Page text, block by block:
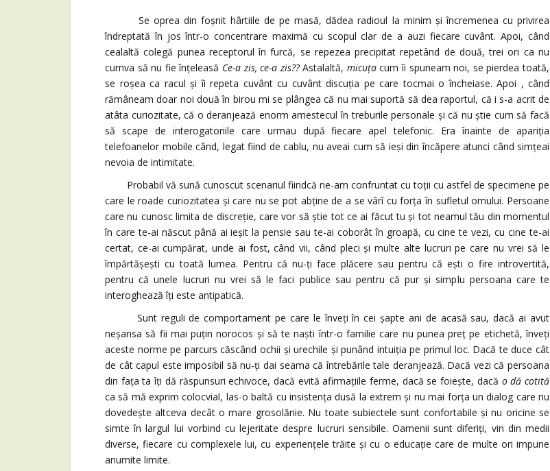
Se oprea din foșnit hârtiile de pe masă, dădea radioul la minim și încremenea cu privirea
îndreptată în jos într-o concentrare maximă cu scopul clar de a auzi fiecare cuvânt. Apoi, când
cealaltă colegă punea receptorul în furcă, se repezea precipitat repetând de două, trei ori ca nu
cumva să nu fie înțeleasă Ce-a zis, ce-a zis??Astalaltă, micuțacum îi spuneam noi, se pierdea toată,
se roșea ca racul și îi repeta cuvânt cu cuvânt discuția pe care tocmai o încheiase. Apoi , când
rămâneam doar noi două în birou mi se plângea că nu mai suportă să dea raportul, că i s-a acrit de
atâta curiozitate, că o deranjează enorm amestecul în treburile personale și că nu știe cum să facă
să scape de interogatoriile care urmau după fiecare apel telefonic. Era înainte de apariția
telefoanelor mobile când, legat fiind de cablu, nu aveai cum să ieși din încăpere atunci când simțeai
nevoia de intimitate.
Probabil vă sună cunoscut scenariul fiindcă ne-am confruntat cu toții cu astfel de specimene pe
care le roade curiozitatea și care nu se pot abține de a se vârî cu forța în sufletul omului. Persoane
care nu cunosc limita de discreție, care vor să știe tot ce ai făcut tu și tot neamul tău din momentul
în care te-ai născut până ai ieșit la pensie sau te-ai coborât în groapă, cu cine te vezi, cu cine te-ai
certat, ce-ai cumpărat, unde ai fost, când vii, când pleci și multe alte lucruri pe care nu vrei să le
împărtășești cu toată lumea. Pentru că nu-ți face plăcere sau pentru că ești o fire introvertită,
pentru că unele lucruri nu vrei să le faci publice sau pentru că pur și simplu persoana care te
interoghează îți este antipatică.
Sunt reguli de comportament pe care le înveți în cei șapte ani de acasă sau, dacă ai avut
neșansa să fii mai puțin norocos și să te naști într-o familie care nu punea preț pe etichetă, înveți
aceste norme pe parcurs căscând ochii și urechile și punând intuiția pe primul loc. Dacă te duce cât
de cât capul este imposibil să nu-ți dai seama că întrebările tale deranjează. Dacă vezi că persoana
din fața ta îți dă răspunsuri echivoce, dacă evită afirmațiile ferme, dacă se foiește, dacă o dă cotită
ca să mă exprim colocvial, las-o baltă cu insistența dusă la extrem și nu mai forța un dialog care nu
dovedește altceva decât o mare grosolănie. Nu toate subiectele sunt confortabile și nu oricine se
simte în largul lui vorbind cu lejeritate despre lucruri sensibile. Oamenii sunt diferiți, vin din medii
diverse, fiecare cu complexele lui, cu experiențele trăite și cu o educație care de multe ori impune
anumite limite.